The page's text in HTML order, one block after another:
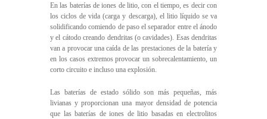
En las baterías de iones de litio, con el tiempo, es decir con
los ciclos de vida (carga y descarga), el litio líquido se va
solidificando comiendo de paso el separador entre el ánodo
y el cátodo creando dendritas (o cavidades). Esas dendritas
van a provocar una caída de las prestaciones de la batería y
en los casos extremos provocar un sobrecalentamiento, un
corto circuito e incluso una explosión.
Las baterías de estado sólido son más pequeñas, más
livianas y proporcionan una mayor densidad de potencia
que las baterías de iones de litio basadas en electrolitos